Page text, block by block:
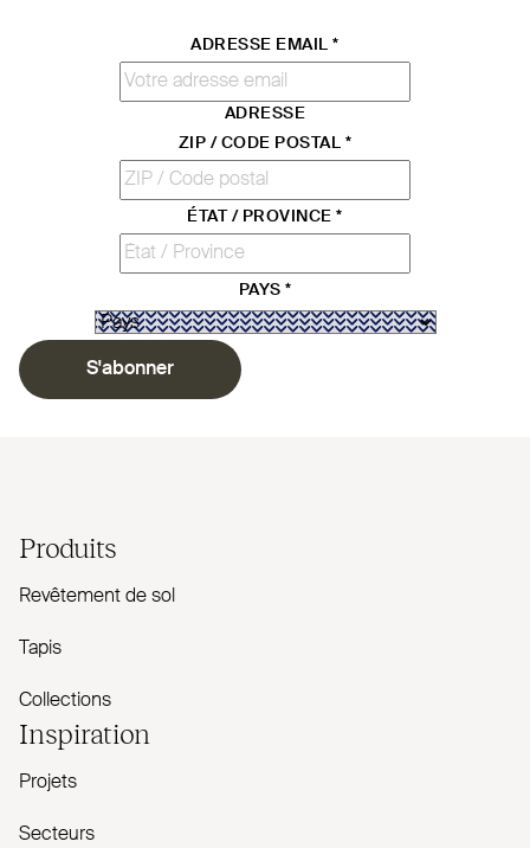
ADRESSE EMAIL*
ADRESSE
ZIP / CODE POSTAL *
ÉTAT / PROVINCE*
PAYS *
S'abonner
Produits
Revêtement de sol
Tapis
Collections
Inspiration
Projets
Secteurs